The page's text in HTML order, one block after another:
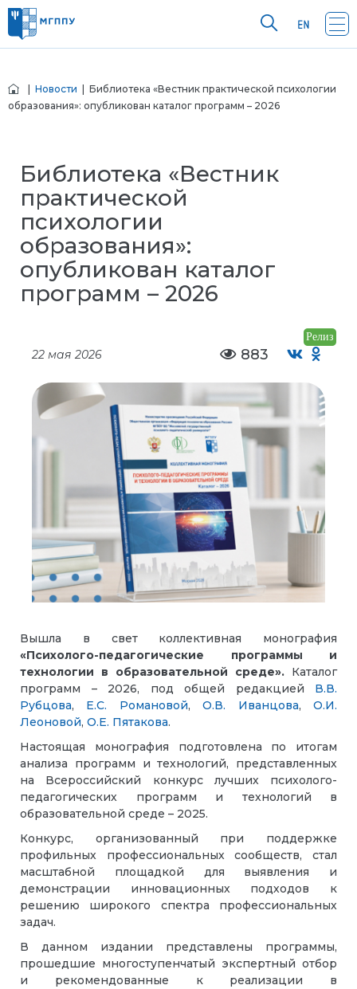
Новости | Библиотека «Вестник практической психологии
образования»: опубликован каталог программ – 2026
Библиотека «Вестник
практической
психологии
образования»:
опубликован каталог
программ – 2026
Релиз
22 мая 2026 883
Вышла в свет коллективная монография
«Психолого-педагогические программы и
технологии в образовательной среде». Каталог
программ – 2026, под общей редакцией В.В.
Рубцова, Е.С. Романовой,О.В. Иванцова,О.И.
Леоновой, О.Е. Пятакова.
Настоящая монография подготовлена по итогам
анализа программ и технологий, представленных
на Всероссийский конкурс лучших психолого-
педагогических программ и технологий в
образовательной среде – 2025.
Конкурс, организованный при поддержке
профильных профессиональных сообществ, стал
масштабной площадкой для выявления и
демонстрации инновационных подходов к
решению широкого спектра профессиональных
задач.
В данном издании представлены программы,
прошедшие многоступенчатый экспертный отбор
и рекомендованные к реализации в